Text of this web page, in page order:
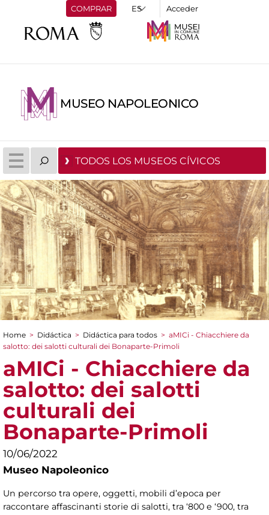
COMPRAR Acceder
MUSEO NAPOLEONICO
TODOS LOS MUSEOS CÍVICOS
You are here
Home > Didáctica > Didáctica para todos > aMICi - Chiacchiere da
salotto: dei salotti culturali dei Bonaparte-Primoli
aMICi - Chiacchiere da
salotto: dei salotti
culturali dei
Bonaparte-Primoli
10/06/2022
Museo Napoleonico
Un percorso tra opere, oggetti, mobili d’epoca per
raccontare affascinanti storie di salotti, tra ‘800 e ‘900, tra